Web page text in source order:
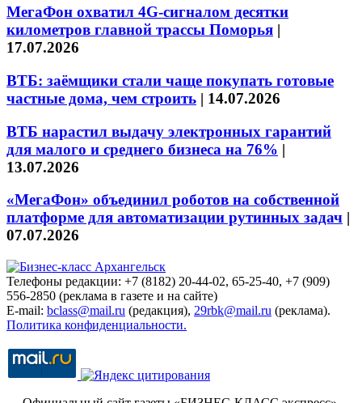
МегаФон охватил 4G-сигналом десятки
километров главной трассы Поморья |
17.07.2026
ВТБ: заёмщики стали чаще покупать готовые
частные дома, чем строить | 14.07.2026
ВТБ нарастил выдачу электронных гарантий
для малого и среднего бизнеса на 76% |
13.07.2026
«МегаФон» объединил роботов на собственной
платформе для автоматизации рутинных задач |
07.07.2026
Телефоны редакции: +7 (8182) 20-44-02, 65-25-40, +7 (909)
556-2850 (реклама в газете и на сайте)
E-mail: bclass@mail.ru (редакция), 29rbk@mail.ru (реклама).
Политика конфиденциальности.